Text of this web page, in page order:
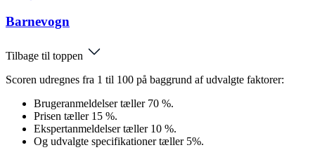
Barnevogn
Tilbage til toppen
Scoren udregnes fra 1 til 100 på baggrund af udvalgte faktorer:
Brugeranmeldelser tæller 70 %.
Prisen tæller 15 %.
Ekspertanmeldelser tæller 10 %.
Og udvalgte specifikationer tæller 5%.